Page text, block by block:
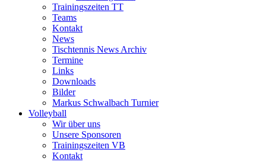
Trainingszeiten TT
Teams
Kontakt
News
Tischtennis News Archiv
Termine
Links
Downloads
Bilder
Markus Schwalbach Turnier
Volleyball
Wir über uns
Unsere Sponsoren
Trainingszeiten VB
Kontakt